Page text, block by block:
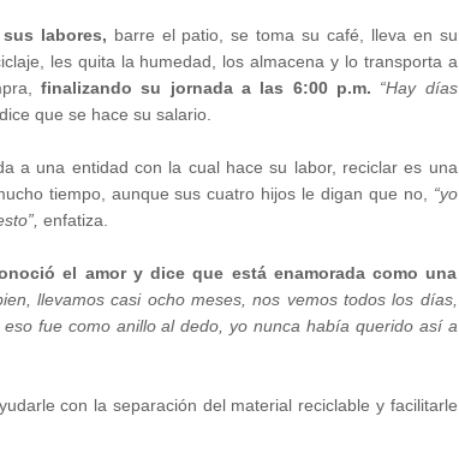
labores, barre el patio, se toma su café, lleva en su
les quita la humedad, los almacena y lo transporta a
finalizando su jornada a las 6:00 p.m. “Hay días
que se hace su salario.
a una entidad con la cual hace su labor, reciclar es una
tiempo, aunque sus cuatro hijos le digan que no, “yo
enfatiza.
el amor y dice que está enamorada como una
llevamos casi ocho meses, nos vemos todos los días,
fue como anillo al dedo, yo nunca había querido así a
con la separación del material reciclable y facilitarle